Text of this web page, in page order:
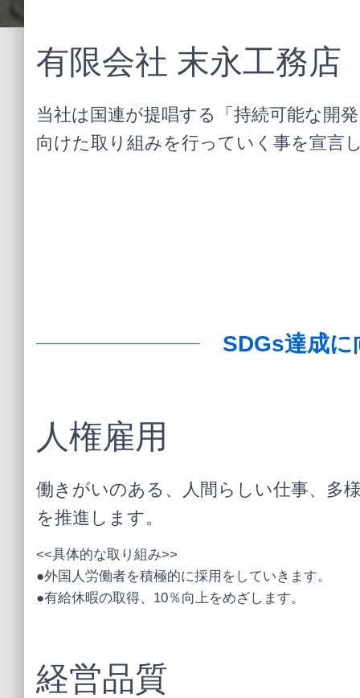
有限会社 末永工務
当社は国連が提唱する「持続可能な開
向けた取り組みを行っていく事を宣言
SDGs達成
人権雇用
働きがいのある、人間らしい仕事、多
を推進します。
<<具体的な取り組み>>
●外国人労働者を積極的に採用をしていきます。
●有給休暇の取得、10％向上をめざします。
経営品質